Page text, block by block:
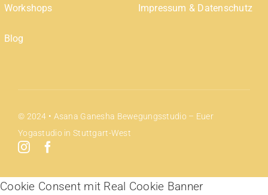
Workshops
Blog
Impressum & Datenschutz
© 2024 • Asana Ganesha Bewegungsstudio – Euer
Yogastudio in Stuttgart-West
Cookie Consent mit Real Cookie Banner